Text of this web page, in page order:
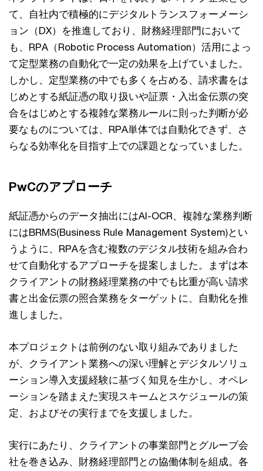
て、自社内で積極的にデジタルトランスフォーメーシ
ョン（DX）を推進しており、財務経理部門において
も、RPA（Robotic Process Automation）活用によっ
て定型業務の自動化で一定の効果を上げていました。
しかし、定型業務の中でも多くを占める、請求書をは
じめとする紙証憑の取り扱いや証票・入出金伝票の突
合をはじめとする複雑な業務ルールに則った判断が必
要なものについては、RPA単体では自動化できず、さ
らなる効率化を目指す上での課題となっていました。
PwCのアプローチ
紙証憑からのデータ抽出にはAI-OCR、複雑な業務判断
にはBRMS(Business Rule Management System)とい
うように、RPAを含む複数のデジタル技術を組み合わ
せて自動化するアプローチを提案しました。まずは本
クライアントの財務経理業務の中でも比重が高い請求
書と出金伝票の照合業務をターゲットに、自動化を推
進しました。
本プロジェクトは前例のない取り組みでありました
が、クライアント業務への深い理解とデジタルソリュ
ーション導入支援経験に基づく知見を生かし、オペレ
ーションを踏まえた実現スキームとスケジュールの策
定、およびその実行までを支援しました。
実行にあたり、クライアントの事業部門とグループ会
社を巻き込み、財務経理部門との協働体制を組成。各